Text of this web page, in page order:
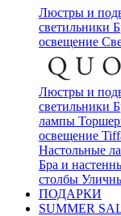
Люстры и
светильники
освещение
Люстры и
светильники
лампы
освещение
Настольные
Бра и
столбы
ПОДАРКИ
SUMMER